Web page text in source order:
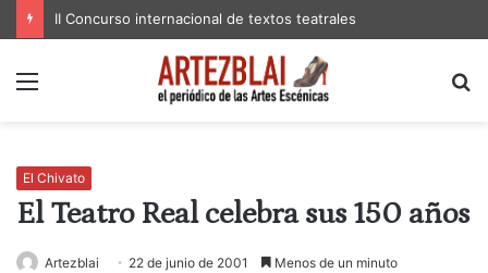
II Concurso internacional de textos teatrales
Menú
El Chivato
El Teatro Real celebra sus 150 años
Artezblai 22 de junio de 2001 Menos de un minuto